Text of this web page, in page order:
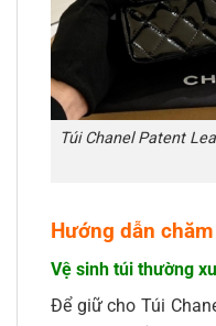
Túi Chanel Patent
Hướng dẫn
Vệ sinh túi thường
Để giữ cho Túi